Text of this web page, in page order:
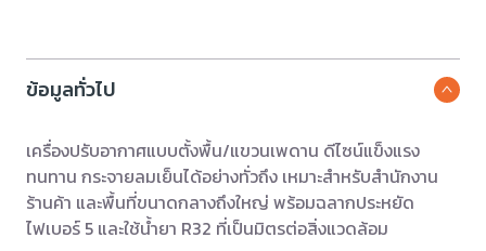
ข้อมูลทั่วไป
เครื่องปรับอากาศแบบตั้งพื้น/แขวนเพดาน ดีไซน์แข็งแรง
ทนทาน กระจายลมเย็นได้อย่างทั่วถึง เหมาะสำหรับสำนักงาน
ร้านค้า และพื้นที่ขนาดกลางถึงใหญ่ พร้อมฉลากประหยัด
ไฟเบอร์ 5 และใช้น้ำยา R32 ที่เป็นมิตรต่อสิ่งแวดล้อม